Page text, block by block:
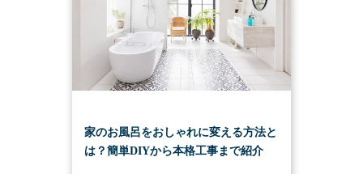
家のお風呂をおしゃれに変える方法と
は？簡単DIYから本格工事まで紹介